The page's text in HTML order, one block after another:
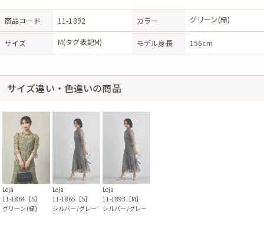
商品コード 11-1892 カラー グリーン(緑)
サイズ M(タグ表記M) モデル身長 156cm
サイズ違い・色違いの商品
Leja
11-1864［S］
グリーン(緑)
Leja
11-1865［S］
シルバー/グレー
Leja
11-1893［M］
シルバー/グレー